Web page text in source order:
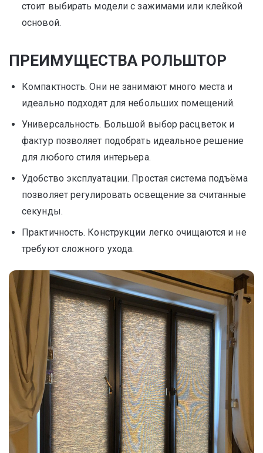
стоит выбирать модели с зажимами или клейкой
основой.
ПРЕИМУЩЕСТВА РОЛЬШТОР
Компактность. Они не занимают много места и
идеально подходят для небольших помещений.
Универсальность. Большой выбор расцветок и
фактур позволяет подобрать идеальное решение
для любого стиля интерьера.
Удобство эксплуатации. Простая система подъёма
позволяет регулировать освещение за считанные
секунды.
Практичность. Конструкции легко очищаются и не
требуют сложного ухода.